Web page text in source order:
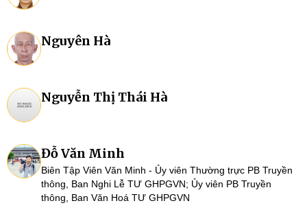
Nguyên Hà
Nguyễn Thị Thái Hà
Đỗ Văn Minh
Biên Tập Viên Văn Minh - Ủy viên Thường trực PB Truyền
thông, Ban Nghi Lễ TƯ GHPGVN; Ủy viên PB Truyền
thông, Ban Văn Hoá TƯ GHPGVN